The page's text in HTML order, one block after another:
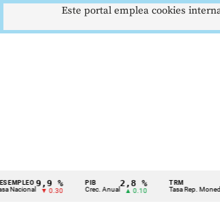
Cintillo
9,9 %
▼ 0.30
PIB
Crec. Anual
2,8 %
▲ 0.10
TRM
Tasa Rep. Moneda
Este portal emplea cookies